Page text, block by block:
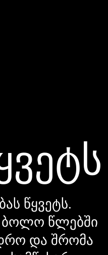
წყვეტს.
ბოლო წლებში
და შრომა